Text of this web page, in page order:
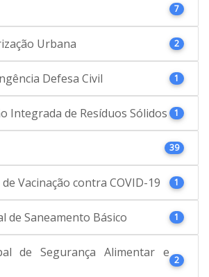
7
Urbana 2
Defesa Civil 1
Integrada de Resíduos Sólidos 1
39
Vacinação contra COVID-19 1
de Saneamento Básico 1
de Segurança Alimentar e
2